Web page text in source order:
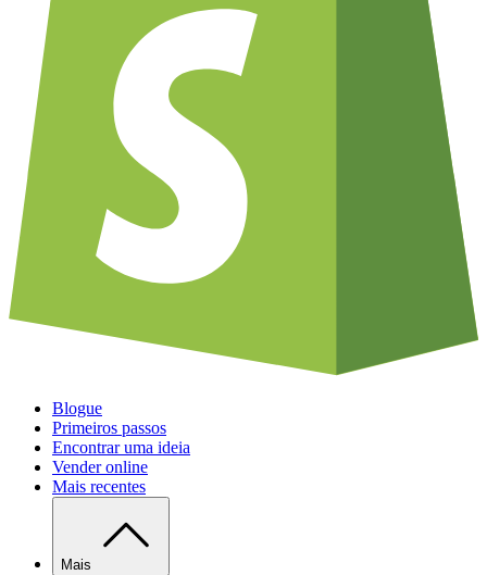
Blogue
Primeiros passos
Encontrar uma ideia
Vender online
Mais recentes
Mais